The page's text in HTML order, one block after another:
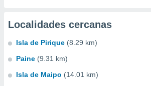
Localidades cercanas
Isla de Pirique (8.29 km)
Paine (9.31 km)
Isla de Maipo (14.01 km)